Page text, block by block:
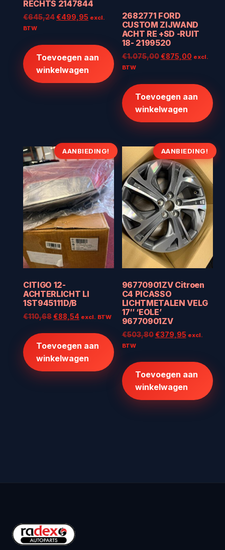
RECHTS 2147844
€645,24Oorspronkelijke
€499,95 Huidige
€499,95.
excl.
BTW
Toevoegen aan
winkelwagen
2682771 FORD
CUSTOM ZIJWAND
ACHT RE +SD -RUIT
18- 2199520
€1.075,00 Oorspronkelijke
€1.075,00.
€875,00Huidige
€875,00.
excl.
BTW
Toevoegen aan
winkelwagen
AANBIEDING!
CITIGO 12-
ACHTERLICHT LI
1ST945111D/B
€110,68Oorspronkelijke
€110,68.
€88,54 Huidige
€88,54.
excl. BTW
Toevoegen aan
winkelwagen
AANBIEDING!
96770901ZV Citroen
C4 PICASSO
LICHTMETALEN VELG
17″ ‘EOLE’
96770901ZV
€503,80 Oorspronkelijke
€379,95Huidige
€379,95.
excl.
BTW
Toevoegen aan
winkelwagen